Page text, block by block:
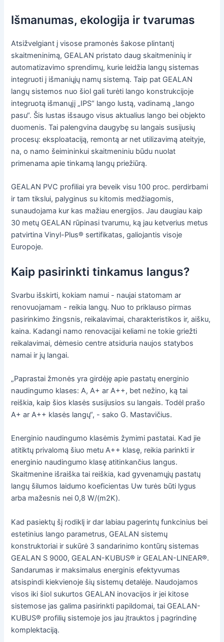
Išmanumas, ekologija ir tvarumas
Atsižvelgiant į visose pramonės šakose plintantį
skaitmeninimą, GEALAN pristato daug skaitmeninių ir
automatizavimo sprendimų, kurie leidžia langų sistemas
integruoti į išmaniųjų namų sistemą. Taip pat GEALAN
langų sistemos nuo šiol gali turėti lango konstrukcijoje
integruotą išmanųjį „IPS“ lango lustą, vadinamą „lango
pasu“. Šis lustas išsaugo visus aktualius lango bei objekto
duomenis. Tai palengvina daugybę su langais susijusių
procesų: eksploataciją, remontą ar net utilizavimą ateityje,
na, o namo šeimininkui skaitmeniniu būdu nuolat
primenama apie tinkamą langų priežiūrą.
GEALAN PVC profiliai yra beveik visu 100 proc. perdirbami
ir tam tikslui, palyginus su kitomis medžiagomis,
sunaudojama kur kas mažiau energijos. Jau daugiau kaip
30 metų GEALAN rūpinasi tvarumu, ką jau ketverius metus
patvirtina Vinyl-Plus® sertifikatas, galiojantis visoje
Europoje.
Kaip pasirinkti tinkamus langus?
Svarbu išskirti, kokiam namui - naujai statomam ar
renovuojamam - reikia langų. Nuo to priklauso pirmas
pasirinkimo žingsnis, reikalavimai, charakteristikos ir, aišku,
kaina. Kadangi namo renovacijai keliami ne tokie griežti
reikalavimai, dėmesio centre atsiduria naujos statybos
namai ir jų langai.
„Paprastai žmonės yra girdėję apie pastatų energinio
naudingumo klases: A, A+ ar A++, bet nežino, ką tai
reiškia, kaip šios klasės susijusios su langais. Todėl prašo
A+ ar A++ klasės langų“, - sako G. Mastavičius.
Energinio naudingumo klasėmis žymimi pastatai. Kad jie
atitiktų privalomą šiuo metu A++ klasę, reikia parinkti ir
energinio naudingumo klasę atitinkančius langus.
Skaitmenine išraiška tai reiškia, kad gyvenamųjų pastatų
langų šilumos laidumo koeficientas Uw turės būti lygus
arba mažesnis nei 0,8 W/(m2K).
Kad pasiektų šį rodiklį ir dar labiau pagerintų funkcinius bei
estetinius lango parametrus, GEALAN sistemų
konstruktoriai ir sukūrė 3 sandarinimo kontūrų sistemas
GEALAN S 9000, GEALAN-KUBUS® ir GEALAN-LINEAR®.
Sandarumas ir maksimalus energinis efektyvumas
atsispindi kiekvienoje šių sistemų detalėje. Naudojamos
visos iki šiol sukurtos GEALAN inovacijos ir jei kitose
sistemose jas galima pasirinkti papildomai, tai GEALAN-
KUBUS® profilių sistemoje jos jau įtrauktos į pagrindinę
komplektaciją.